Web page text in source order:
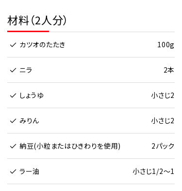
材料（2人分）
カツオのたたき 100g
ニラ 2本
しょうゆ 小さじ2
みりん 小さじ2
納豆(小粒またはひきわりを使用) 2パック
ラー油 小さじ1/2～1